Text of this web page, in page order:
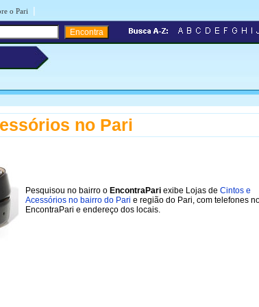
o Pari |
no Pari
Pesquisou no bairro o EncontraPari exibe Lojas de Cintos e
Acessórios no bairro do Pari e região do Pari, com telefones
EncontraPari e endereço dos locais.